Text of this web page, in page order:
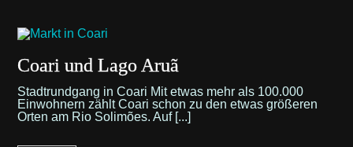
Coari und Lago Aruã
Stadtrundgang in Coari Mit etwas mehr als 100.000
Einwohnern zählt Coari schon zu den etwas größeren
Orten am Rio Solimões. Auf [...]